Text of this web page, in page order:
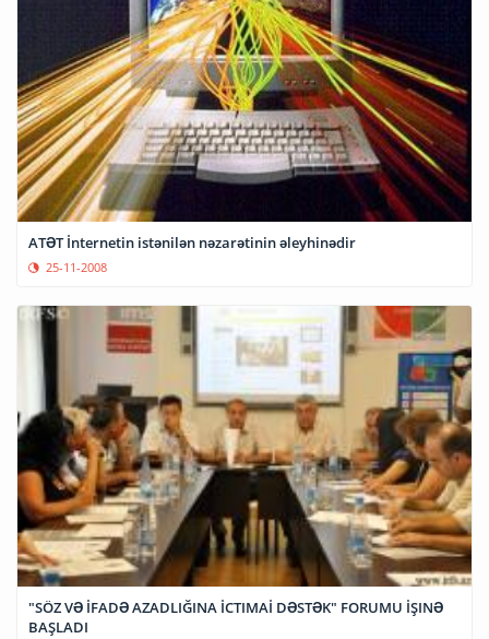
ATƏT İnternetin istənilən nəzarətinin əleyhinədir
25-11-2008
"SÖZ VƏ İFADƏ AZADLIĞINA İCTIMAİ DƏSTƏK" FORUMU İŞINƏ
BAŞLADI